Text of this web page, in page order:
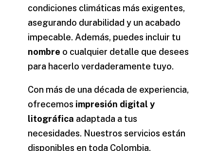
condiciones climáticas más exigentes,
asegurando durabilidad y un acabado
impecable. Además, puedes incluir tu
nombre o cualquier detalle que desees
para hacerlo verdaderamente tuyo.
Con más de una década de experiencia,
ofrecemos impresión digital y
litográfica adaptada a tus
necesidades. Nuestros servicios están
disponibles en toda Colombia,